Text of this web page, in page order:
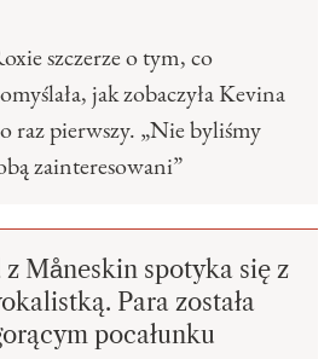
szczerze o tym, co
jak zobaczyła Kevina
raz pierwszy. „Nie byliśmy
zainteresowani”
Måneskin spotyka się z
Para została
pocałunku